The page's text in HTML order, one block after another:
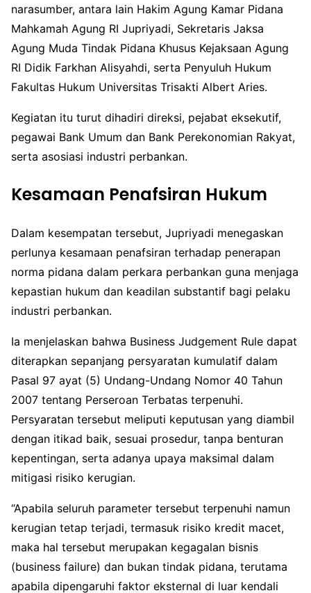
narasumber, antara lain Hakim Agung Kamar Pidana
Mahkamah Agung RI Jupriyadi, Sekretaris Jaksa
Agung Muda Tindak Pidana Khusus Kejaksaan Agung
RI Didik Farkhan Alisyahdi, serta Penyuluh Hukum
Fakultas Hukum Universitas Trisakti Albert Aries.
Kegiatan itu turut dihadiri direksi, pejabat eksekutif,
pegawai Bank Umum dan Bank Perekonomian Rakyat,
serta asosiasi industri perbankan.
Kesamaan Penafsiran Hukum
Dalam kesempatan tersebut, Jupriyadi menegaskan
perlunya kesamaan penafsiran terhadap penerapan
norma pidana dalam perkara perbankan guna menjaga
kepastian hukum dan keadilan substantif bagi pelaku
industri perbankan.
Ia menjelaskan bahwa Business Judgement Rule dapat
diterapkan sepanjang persyaratan kumulatif dalam
Pasal 97 ayat (5) Undang-Undang Nomor 40 Tahun
2007 tentang Perseroan Terbatas terpenuhi.
Persyaratan tersebut meliputi keputusan yang diambil
dengan itikad baik, sesuai prosedur, tanpa benturan
kepentingan, serta adanya upaya maksimal dalam
mitigasi risiko kerugian.
“Apabila seluruh parameter tersebut terpenuhi namun
kerugian tetap terjadi, termasuk risiko kredit macet,
maka hal tersebut merupakan kegagalan bisnis
(business failure) dan bukan tindak pidana, terutama
apabila dipengaruhi faktor eksternal di luar kendali